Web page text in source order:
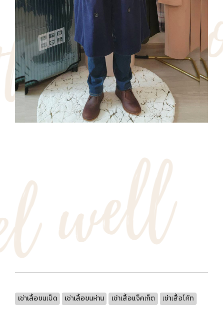
เช่าเสื้อขนเป็ด เช่าเสื้อขนห่าน เช่าเสื้อแจ็คเก็ต
เช่าเสื้อโค้ท